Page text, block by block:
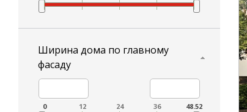
Ширина дома по главному
фасаду
0 12 24 36 48.52